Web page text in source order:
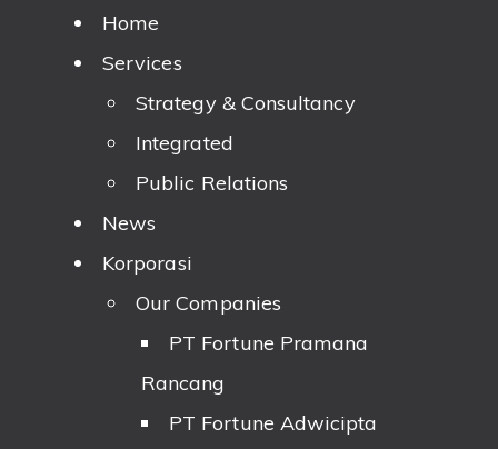
Home
Services
Strategy & Consultancy
Integrated
Public Relations
News
Korporasi
Our Companies
PT Fortune Pramana
Rancang
PT Fortune Adwicipta